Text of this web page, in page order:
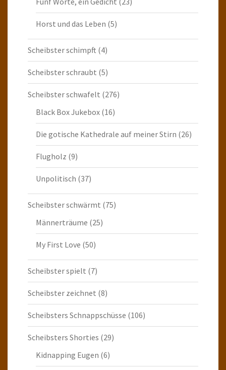
Horst und das Leben (5)
Scheibster schimpft (4)
Scheibster schraubt (5)
Scheibster schwafelt (276)
Black Box Jukebox (16)
Die gotische Kathedrale auf meiner Stirn (26)
Flugholz (9)
Unpolitisch (37)
Scheibster schwärmt (75)
Männerträume (25)
My First Love (50)
Scheibster spielt (7)
Scheibster zeichnet (8)
Scheibsters Schnappschüsse (106)
Scheibsters Shorties (29)
Kidnapping Eugen (6)